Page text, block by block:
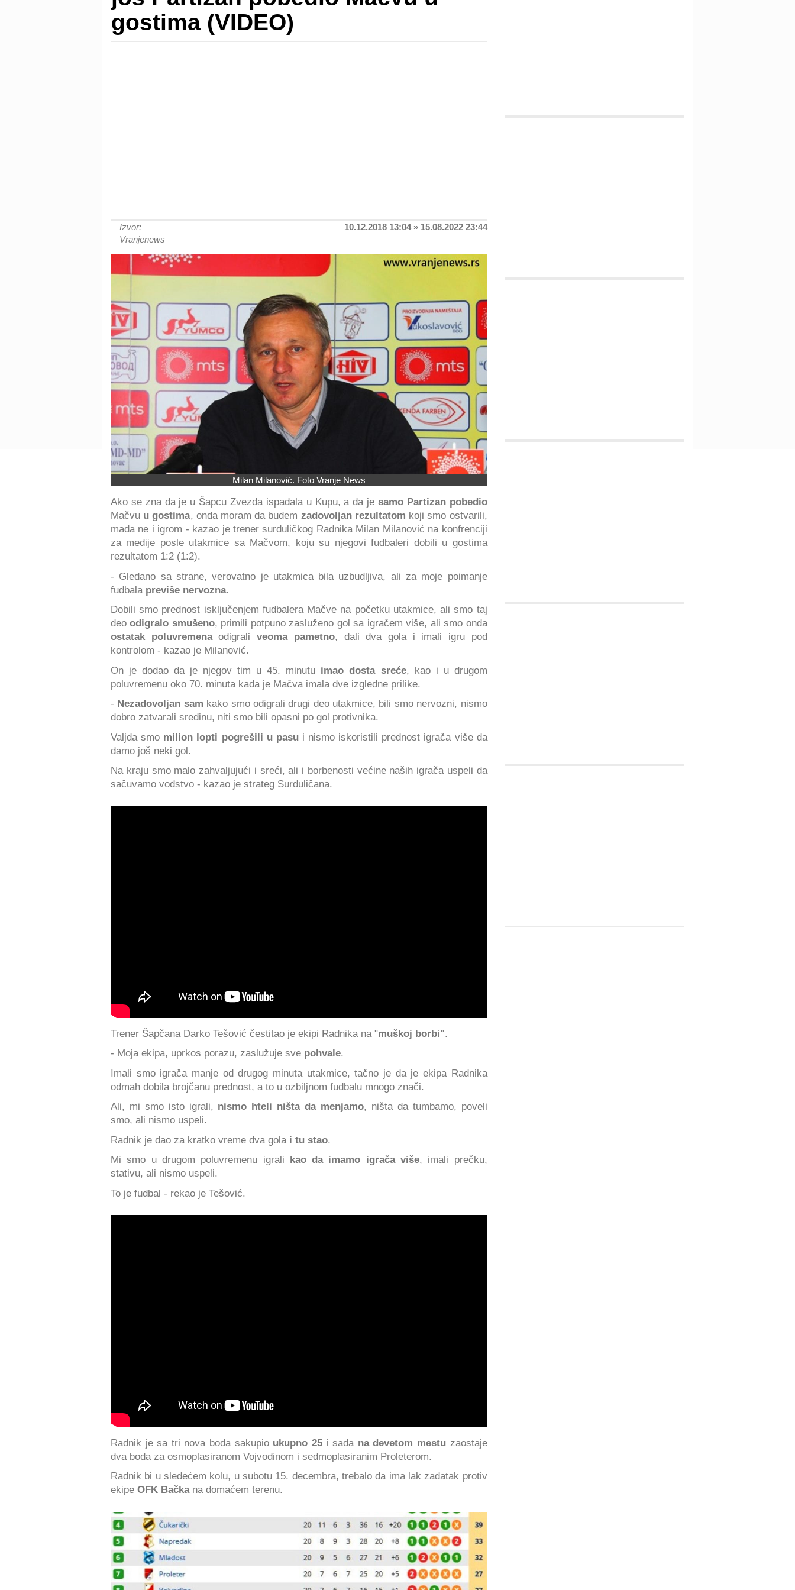
gostima (VIDEO)
Izvor:
Vranjenews
10.12.2018 13:04 » 15.08.2022 23:44
Milan Milanović. Foto Vranje News
Ako se zna da je u Šapcu Zvezda ispadala u Kupu, a da je samo Partizan pobedio
Mačvu u gostima, onda moram da budem zadovoljan rezultatom koji smo ostvarili,
mada ne i igrom - kazao je trener surduličkog Radnika Milan Milanović na konfrenciji
za medije posle utakmice sa Mačvom, koju su njegovi fudbaleri dobili u gostima
rezultatom 1:2 (1:2).
- Gledano sa strane, verovatno je utakmica bila uzbudljiva, ali za moje poimanje
fudbala previše nervozna.
Dobili smo prednost isključenjem fudbalera Mačve na početku utakmice, ali smo taj
deoodigralo smušeno, primili potpuno zasluženo gol sa igračem više, ali smo onda
ostatak poluvremenaodigraliveoma pametno, dali dva gola i imali igru pod
kontrolom - kazao je Milanović.
On je dodao da je njegov tim u 45. minutu imao dosta sreće, kao i u drugom
poluvremenu oko 70. minuta kada je Mačva imala dve izgledne prilike.
- Nezadovoljan sam kako smo odigrali drugi deo utakmice, bili smo nervozni, nismo
dobro zatvarali sredinu, niti smo bili opasni po gol protivnika.
Valjda smo milion lopti pogrešili u pasui nismo iskoristili prednost igrača više da
damo još neki gol.
Na kraju smo malo zahvaljujući i sreći, ali i borbenosti većine naših igrača uspeli da
sačuvamo vođstvo - kazao je strateg Surduličana.
Trener Šapčana Darko Tešović čestitao je ekipi Radnika na "muškoj borbi".
- Moja ekipa, uprkos porazu, zaslužuje sve pohvale.
Imali smo igrača manje od drugog minuta utakmice, tačno je da je ekipa Radnika
odmah dobila brojčanu prednost, a to u ozbiljnom fudbalu mnogo znači.
Ali, mi smo isto igrali, nismo hteli ništa da menjamo, ništa da tumbamo, poveli
smo, ali nismo uspeli.
Radnik je dao za kratko vreme dva gola i tu stao.
Mi smo u drugom poluvremenu igrali
kao da imamo igrača više, imali prečku,
stativu, ali nismo uspeli.
To je fudbal - rekao je Tešović.
Radnik je sa tri nova boda sakupio ukupno 25i sada na devetom mestu zaostaje
dva boda za osmoplasiranom Vojvodinom i sedmoplasiranim Proleterom.
Radnik bi u sledećem kolu, u subotu 15. decembra, trebalo da ima lak zadatak protiv
ekipe OFK Bačkana domaćem terenu.